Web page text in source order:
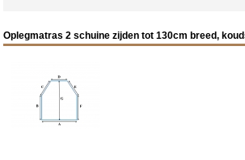
Oplegmatras 2 schuine zijden tot 130cm breed,